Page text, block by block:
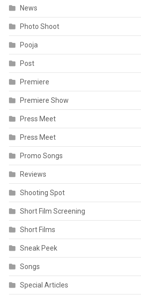
News
Photo Shoot
Pooja
Post
Premiere
Premiere Show
Press Meet
Press Meet
Promo Songs
Reviews
Shooting Spot
Short Film Screening
Short Films
Sneak Peek
Songs
Special Articles